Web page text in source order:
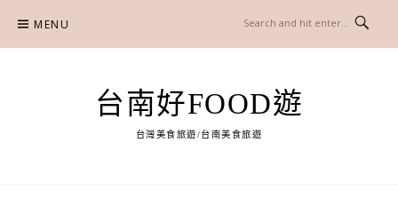
content
MENU
台南好FOOD遊
台灣美食旅遊/台南美食旅遊